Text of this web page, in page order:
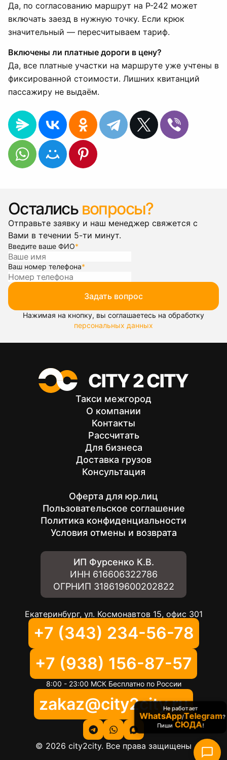
Да, по согласованию маршрут на Р-242 может
включать заезд в нужную точку. Если крюк
значительный — пересчитываем тариф.
Включены ли платные дороги в цену?
Да, все платные участки на маршруте уже учтены в
фиксированной стоимости. Лишних квитанций
пассажиру не выдаём.
Остались вопросы?
Отправьте заявку и наш менеджер свяжется с
Вами в течении 5-ти минут.
Введите ваше ФИО*
Ваш номер телефона*
Задать вопрос
Нажимая на кнопку, вы соглашаетесь на обработку
персональных данных
Такси межгород
О компании
Контакты
Рассчитать
Для бизнеса
Доставка грузов
Консультация
Оферта для юр.лиц
Пользовательское соглашение
Политика конфиденциальности
Условия отмены и возврата
ИП Фурсенко К.В.
ИНН 616606322786
ОГРНИП 318619600202822
Екатеринбург, ул. Космонавтов 15, офис 301
+7 (343) 234-56-78
+7 (938) 156-87-57
8:00 - 23:00 МСК Бесплатно по России
zakaz@city2city.ru
© 2026 city2city. Все права защищены
Не работает
WhatsApp/Telegram?
Пиши СЮДА!